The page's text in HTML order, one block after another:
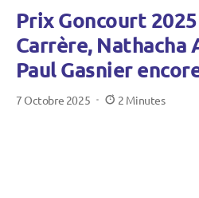
Prix Goncourt
Carrère, Nathacha
Paul Gasnier
7 Octobre 2025 2 Minutes